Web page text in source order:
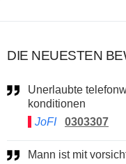
DIE NEUESTEN
Unerlaubte telefonwerbung mit unrealistischen
konditionen
JoFI
0303307
Mann ist mit